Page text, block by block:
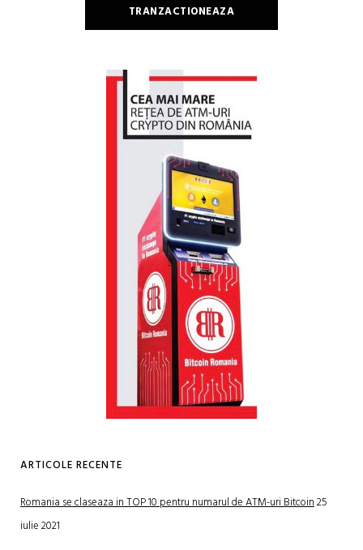
TRANZACTIONEAZA
ARTICOLE RECENTE
Romania se claseaza in TOP 10 pentru numarul de ATM-uri Bitcoin25
iulie 2021